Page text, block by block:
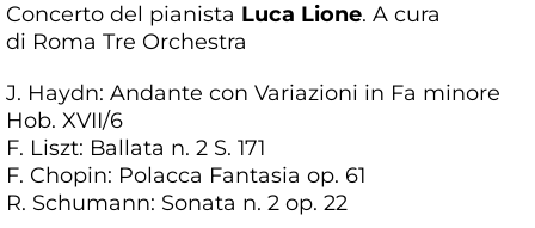
Concerto del pianista Luca Lione. A cura
di Roma Tre Orchestra
J. Haydn: Andante con Variazioni in Fa minore
Hob. XVII/6
F. Liszt: Ballata n. 2 S. 171
F. Chopin: Polacca Fantasia op. 61
R. Schumann: Sonata n. 2 op. 22